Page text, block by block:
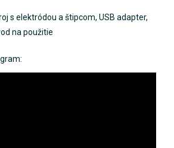
s elektródou a štipcom, USB adapter,
na použitie